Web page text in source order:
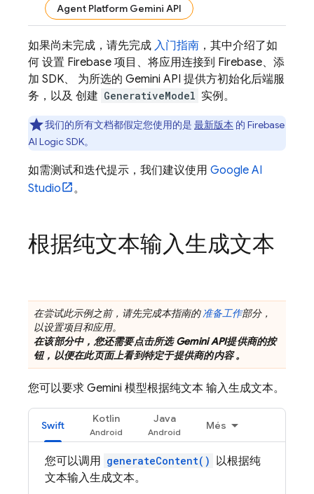
Agent Platform Gemini API
如果尚未完成，请先完成 入门指南 ，其中介绍了如
何 设置 Firebase 项目、将应用连接到 Firebase、添
加 SDK、 为所选的 Gemini API 提供方初始化后端服
务，以及 创建 GenerativeModel 实例。
我们的所有文档都假定您使用的是 最新版本 的 Firebase
AI LogicSDK。
如需测试和迭代提示，我们建议使用 Google AI
Studio
。
根据纯文本输入生成文本
在尝试此示例之前，请先完成本指南的准备工作部分，
以设置项目和应用。
在该部分中，您还需要点击所选Gemini API提供商的按
钮，以便在此页面上看到特定于提供商的内容 。
您可以要求 Gemini 模型根据纯文本 输入生成文本。
Swift
Kotlin Java
Més
您可以调用 generateContent() 以根据纯
文本输入生成文本。